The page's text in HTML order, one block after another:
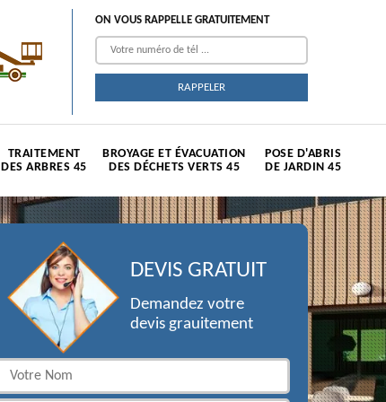
ON VOUS RAPPELLE GRATUITEMENT
TRAITEMENT
DES ARBRES 45
BROYAGE ET ÉVACUATION
DES DÉCHETS VERTS 45
POSE D'ABRIS
DE JARDIN 45
DEVIS GRATUIT
Demandez votre
devis grauitement